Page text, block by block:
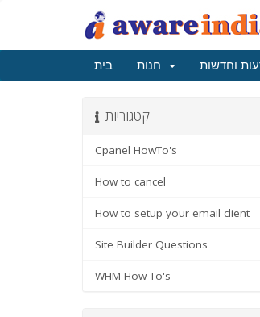
בית וחדשות
קטגוריות
Cpanel HowTo's
How to cancel
How to setup your email client
Site Builder Questions
WHM How To's